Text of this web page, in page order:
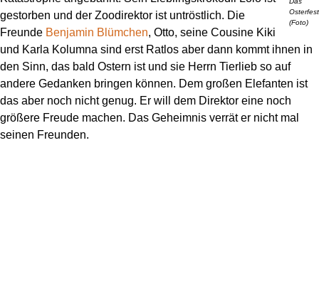
Osterfest
(Foto)
gestorben und der Zoodirektor ist untröstlich. Die
Freunde Benjamin Blümchen, Otto, seine Cousine Kiki
und Karla Kolumna sind erst Ratlos aber dann kommt ihnen in
den Sinn, das bald Ostern ist und sie Herrn Tierlieb so auf
andere Gedanken bringen können. Dem großen Elefanten ist
das aber noch nicht genug. Er will dem Direktor eine noch
größere Freude machen. Das Geheimnis verrät er nicht mal
seinen Freunden.